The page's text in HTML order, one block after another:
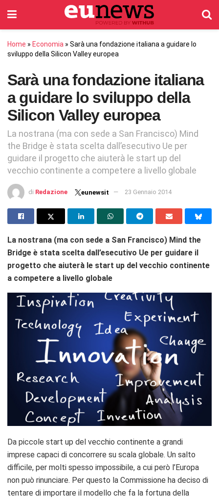
Home » Economia » Sarà una fondazione italiana a guidare lo
sviluppo della Silicon Valley europea
Sarà una fondazione italiana
a guidare lo sviluppo della
Silicon Valley europea
La nostrana (ma con sede a San Francisco) Mind
the Bridge è stata scelta dall’esecutivo Ue per
guidare il progetto che aiuterà le start up del
vecchio continente a competere a livello globale
di Redazione eunewsit 23 Gennaio 2014
La nostrana (ma con sede a San Francisco) Mind the
Bridge è stata scelta dall’esecutivo Ue per guidare il
progetto che aiuterà le start up del vecchio continente
a competere a livello globale
Da piccole start up del vecchio continente a grandi
imprese capaci di concorrere su scala globale. Un salto
difficile, per molti spesso impossibile, a cui però l’Europa
non può rinunciare. Per questo la Commissione ha deciso di
tentare di importare il modello che fa la fortuna della